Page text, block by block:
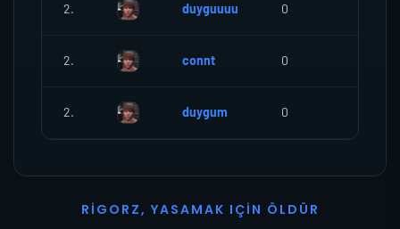
2. duyguuuu 0
2. connt 0
2. duygum 0
R I G O R Z, YASAMAK I ÇI N Ö L D Ü R